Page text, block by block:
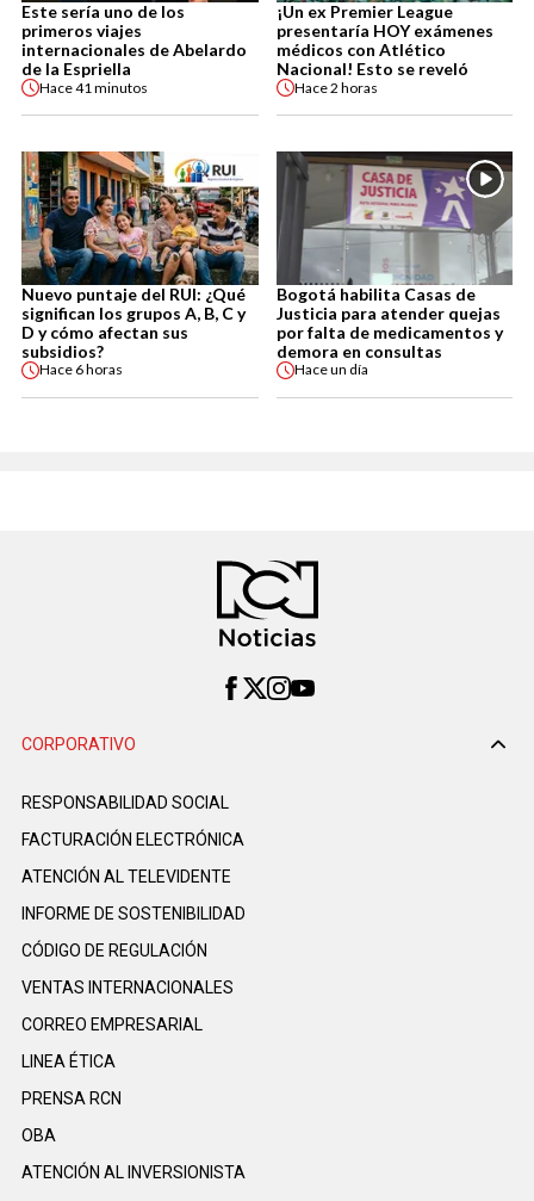
Este sería uno de los
primeros viajes
internacionales de Abelardo
de la Espriella
Hace41 minutos
¡Un ex Premier League
presentaría HOY exámenes
médicos con Atlético
Nacional! Esto se reveló
Hace2 horas
Nuevo puntaje del RUI: ¿Qué
significan los grupos A, B, C y
D y cómo afectan sus
subsidios?
Hace 6 horas
Bogotá habilita Casas de
Justicia para atender quejas
por falta de medicamentos y
demora en consultas
Haceun día
CORPORATIVO
RESPONSABILIDAD SOCIAL
FACTURACIÓN ELECTRÓNICA
ATENCIÓN AL TELEVIDENTE
INFORME DE SOSTENIBILIDAD
CÓDIGO DE REGULACIÓN
VENTAS INTERNACIONALES
CORREO EMPRESARIAL
LINEA ÉTICA
PRENSA RCN
OBA
ATENCIÓN AL INVERSIONISTA